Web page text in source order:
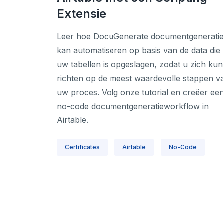
Extensie
Leer hoe DocuGenerate documentgeneratie
kan automatiseren op basis van de data die
uw tabellen is opgeslagen, zodat u zich
richten op de meest waardevolle stappen
uw proces. Volg onze tutorial en creëer een
no-code documentgeneratieworkflow in
Airtable.
Certificates Airtable No-Code